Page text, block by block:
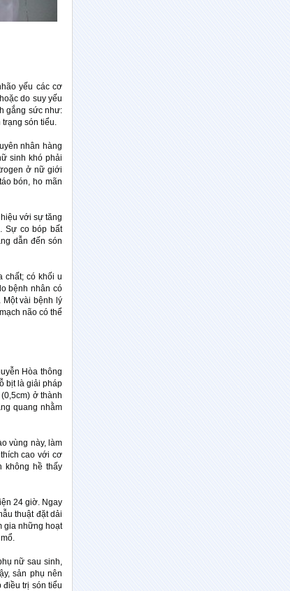
yếu các cơ
do suy yếu
gắng sức như:
són tiểu.
nhân hàng
sinh khó phải
ở nữ giới
bón, ho mãn
với sự tăng
Sự co bóp bất
dẫn đến són
chất; có khối u
bệnh nhân có
vài bệnh lý
não có thể
Hòa thông
bịt là giải pháp
ở thành
quang nhằm
vùng này, làm
cao với cơ
không hề thấy
24 giờ. Ngay
thuật đặt dải
gia những hoạt
nữ sau sinh,
sản phụ nên
trị són tiểu